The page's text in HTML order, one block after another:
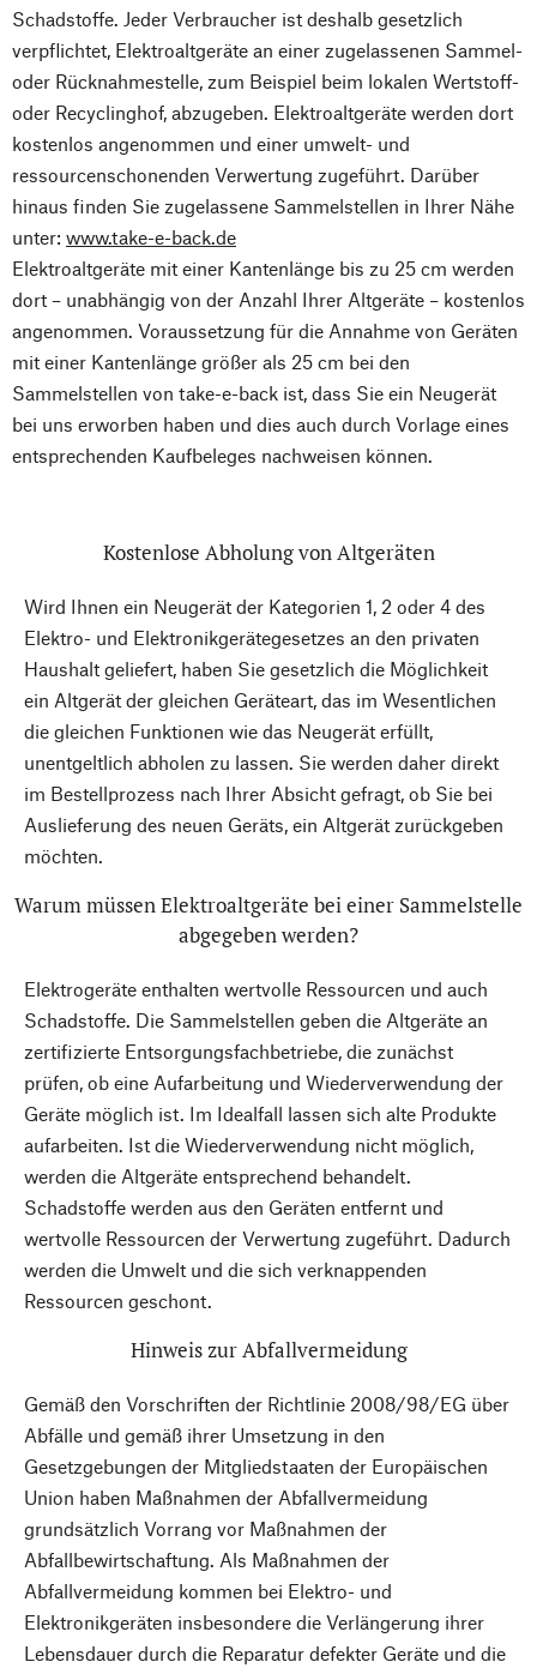
Schadstoffe. Jeder Verbraucher ist deshalb gesetzlich
verpflichtet, Elektroaltgeräte an einer zugelassenen Sammel-
oder Rücknahmestelle, zum Beispiel beim lokalen Wertstoff-
oder Recyclinghof, abzugeben. Elektroaltgeräte werden dort
kostenlos angenommen und einer umwelt- und
ressourcenschonenden Verwertung zugeführt. Darüber
hinaus finden Sie zugelassene Sammelstellen in Ihrer Nähe
unter: www.take-e-back.de
Elektroaltgeräte mit einer Kantenlänge bis zu 25 cm werden
dort – unabhängig von der Anzahl Ihrer Altgeräte – kostenlos
angenommen. Voraussetzung für die Annahme von Geräten
mit einer Kantenlänge größer als 25 cm bei den
Sammelstellen von take-e-back ist, dass Sie ein Neugerät
bei uns erworben haben und dies auch durch Vorlage eines
entsprechenden Kaufbeleges nachweisen können.
Kostenlose Abholung von Altgeräten
Wird Ihnen ein Neugerät der Kategorien 1, 2 oder 4 des
Elektro- und Elektronikgerätegesetzes an den privaten
Haushalt geliefert, haben Sie gesetzlich die Möglichkeit
ein Altgerät der gleichen Geräteart, das im Wesentlichen
die gleichen Funktionen wie das Neugerät erfüllt,
unentgeltlich abholen zu lassen. Sie werden daher direkt
im Bestellprozess nach Ihrer Absicht gefragt, ob Sie bei
Auslieferung des neuen Geräts, ein Altgerät zurückgeben
möchten.
Warum müssen Elektroaltgeräte bei einer Sammelstelle
abgegeben werden?
Elektrogeräte enthalten wertvolle Ressourcen und auch
Schadstoffe. Die Sammelstellen geben die Altgeräte an
zertifizierte Entsorgungsfachbetriebe, die zunächst
prüfen, ob eine Aufarbeitung und Wiederverwendung der
Geräte möglich ist. Im Idealfall lassen sich alte Produkte
aufarbeiten. Ist die Wiederverwendung nicht möglich,
werden die Altgeräte entsprechend behandelt.
Schadstoffe werden aus den Geräten entfernt und
wertvolle Ressourcen der Verwertung zugeführt. Dadurch
werden die Umwelt und die sich verknappenden
Ressourcen geschont.
Hinweis zur Abfallvermeidung
Gemäß den Vorschriften der Richtlinie 2008/98/EG über
Abfälle und gemäß ihrer Umsetzung in den
Gesetzgebungen der Mitgliedstaaten der Europäischen
Union haben Maßnahmen der Abfallvermeidung
grundsätzlich Vorrang vor Maßnahmen der
Abfallbewirtschaftung. Als Maßnahmen der
Abfallvermeidung kommen bei Elektro- und
Elektronikgeräten insbesondere die Verlängerung ihrer
Lebensdauer durch die Reparatur defekter Geräte und die